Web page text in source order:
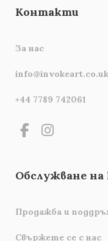
Контакти
За нас
info@invokeart.co.uk
+44 7789 742061
Обслужване
Продажба и
Свържете се с нас